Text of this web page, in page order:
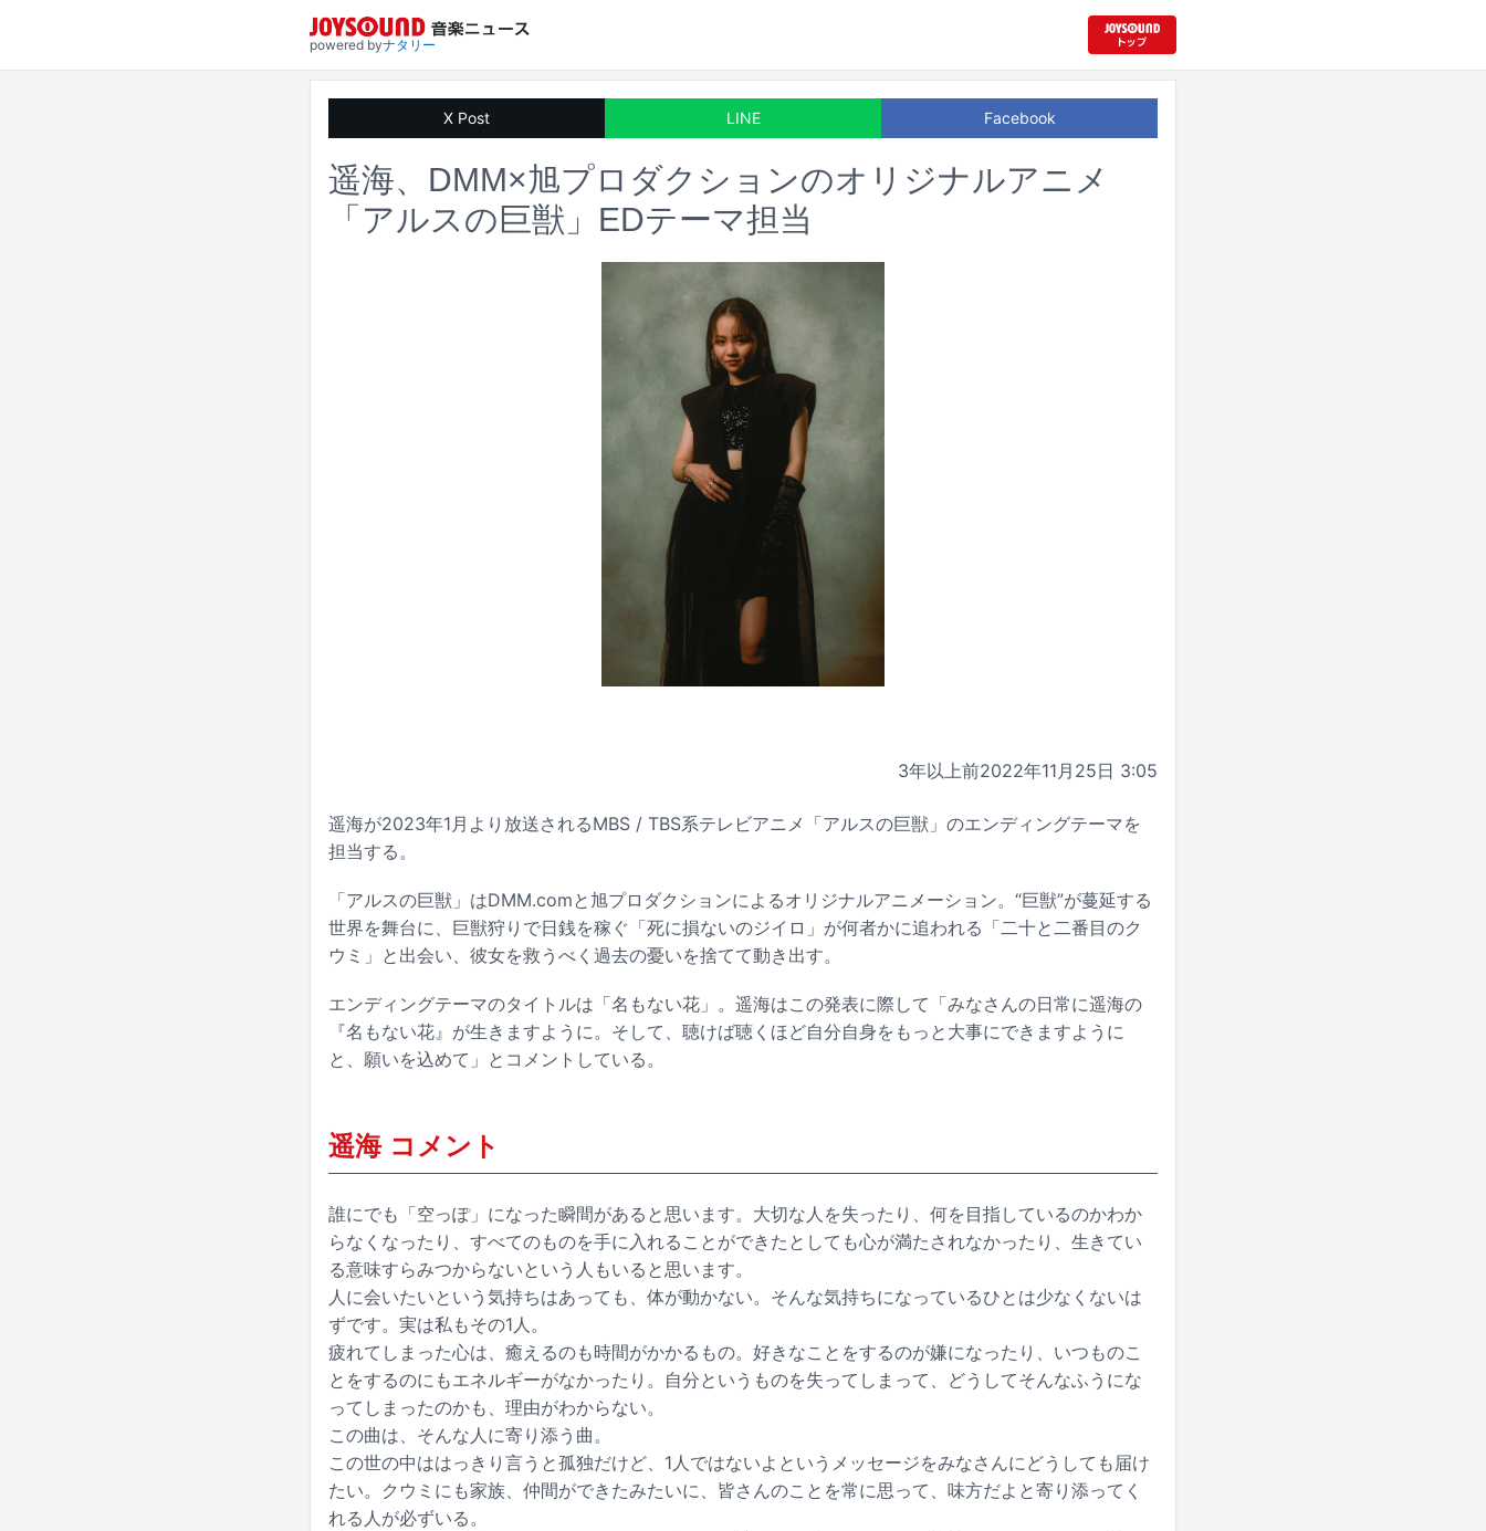
powered byナタリー
X Post LINE Facebook
遥海、DMM×旭プロダクションのオリジナルアニメ
「アルスの巨獣」EDテーマ担当
3年以上前2022年11月25日 3:05
遥海が2023年1月より放送されるMBS / TBS系テレビアニメ「アルスの巨獣」のエンディングテーマを
担当する。
「アルスの巨獣」はDMM.comと旭プロダクションによるオリジナルアニメーション。“巨獣”が蔓延する
世界を舞台に、巨獣狩りで日銭を稼ぐ「死に損ないのジイロ」が何者かに追われる「二十と二番目のク
ウミ」と出会い、彼女を救うべく過去の憂いを捨てて動き出す。
エンディングテーマのタイトルは「名もない花」。遥海はこの発表に際して「みなさんの日常に遥海の
『名もない花』が生きますように。そして、聴けば聴くほど自分自身をもっと大事にできますように
と、願いを込めて」とコメントしている。
遥海 コメント
誰にでも「空っぽ」になった瞬間があると思います。大切な人を失ったり、何を目指しているのかわか
らなくなったり、すべてのものを手に入れることができたとしても心が満たされなかったり、生きてい
る意味すらみつからないという人もいると思います。
人に会いたいという気持ちはあっても、体が動かない。そんな気持ちになっているひとは少なくないは
ずです。実は私もその1人。
疲れてしまった心は、癒えるのも時間がかかるもの。好きなことをするのが嫌になったり、いつものこ
とをするのにもエネルギーがなかったり。自分というものを失ってしまって、どうしてそんなふうにな
ってしまったのかも、理由がわからない。
この曲は、そんな人に寄り添う曲。
この世の中ははっきり言うと孤独だけど、1人ではないよというメッセージをみなさんにどうしても届け
たい。クウミにも家族、仲間ができたみたいに、皆さんのことを常に思って、味方だよと寄り添ってく
れる人が必ずいる。